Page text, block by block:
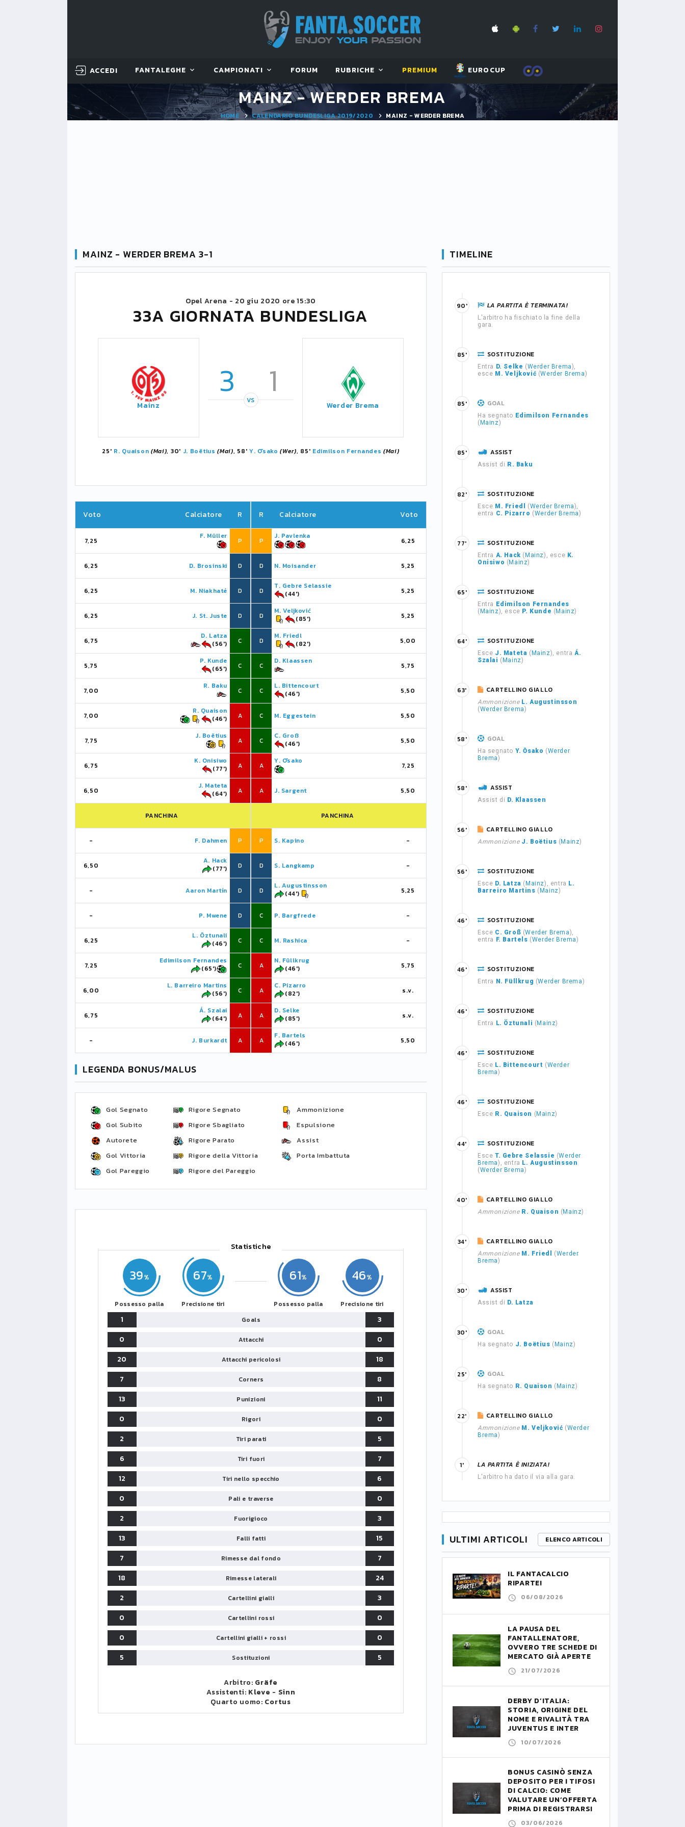
ACCEDI FANTALEGHE CAMPIONATI FORUM RUBRICHE PREMIUM EUROCUP
MAINZ - WERDER BREMA
HOME CALENDARIO BUNDESLIGA 2019/2020 MAINZ - WERDER BREMA
MAINZ - WERDER BREMA 3-1
Opel Arena - 20 giu 2020 ore 15:30
33A GIORNATA BUNDESLIGA
Mainz
3 1
VS Werder Brema
25' R. Quaison (Mai), 30' J. Boëtius (Mai), 58'Y. Ōsako (Wer), 85' Edimilson Fernandes (Mai)
Voto Calciatore R
7,25
F. Müller
P
6,25 D. Brosinski D
6,25 M. Niakhaté D
6,25 J. St. Juste D
6,75
D. Latza
(56')
C
5,75
P. Kunde
(65')
C
7,00
R. Baku
C
7,00
R. Quaison
(46')
A
7,75
J. Boëtius
A
6,75
K. Onisiwo
(77')
A
6,50
J. Mateta
(64')
A
PANCHINA
- F. Dahmen P
6,50
A. Hack
(77')
D
- Aaron Martín D
- P. Mwene D
6,25
L. Öztunali
(46')
C
7,25
Edimilson Fernandes
(65')
C
6,00
L. Barreiro Martins
(56')
C
6,75
Á. Szalai
(64')
A
- J. Burkardt A
R Calciatore Voto
P
J. Pavlenka
6,25
D N. Moisander 5,25
D
T. Gebre Selassie
(44')
5,25
D
M. Veljković
(85')
5,25
D
M. Friedl
(82')
5,00
C
D. Klaassen
5,75
C
L. Bittencourt
(46')
5,50
C M. Eggestein 5,50
C
C. Groß
(46')
5,50
A
Y. Ōsako
7,25
A J. Sargent 5,50
PANCHINA
P S. Kapino -
D S. Langkamp -
D
L. Augustinsson
(44')
5,25
C P. Bargfrede -
C M. Rashica -
A
N. Füllkrug
(46')
5,75
A
C. Pizarro
(82')
s.v.
A
D. Selke
(85')
s.v.
A
F. Bartels
(46')
5,50
LEGENDA BONUS/MALUS
Gol Segnato
Gol Subito
Autorete
Gol Vittoria
Gol Pareggio
Rigore Segnato
Rigore Sbagliato
Rigore Parato
Rigore della Vittoria
Rigore del Pareggio
Ammonizione
Espulsione
Assist
Porta Imbattuta
Statistiche
39
Possesso palla
67
Precisione tiri
61
Possesso palla
46
Precisione tiri
1 Goals
3
0
Attacchi
0
20
Attacchi pericolosi
18
7
Corners
8
13
Punizioni
11
0
Rigori
0
2
Tiri parati
5
6
Tiri fuori
7
12
Tiri nello specchio
6
0
Pali e traverse
0
2
Fuorigioco
3
13
Falli fatti
15
7
Rimesse dal fondo
7
18
Rimesse laterali
24
2
Cartellini gialli
3
0
Cartellini rossi
0
0
Cartellini gialli + rossi
0
5
Sostituzioni 5
Arbitro: Gräfe
Assistenti: Kleve - Sinn
Quarto uomo: Cortus
TIMELINE
LA PARTITA È TERMINATA!
L'arbitro ha fischiato la fine della
gara.
90'
SOSTITUZIONE
Entra D. Selke (Werder Brema),
esce M. Veljković (Werder Brema)
85'
GOAL
Ha segnato Edimilson Fernandes
( Mainz)
85'
ASSIST
Assist di R. Baku
85'
SOSTITUZIONE
Esce M. Friedl (Werder Brema),
entra C. Pizarro (Werder Brema)
82'
SOSTITUZIONE
Entra A. Hack ( Mainz), esce K.
Onisiwo ( Mainz)
77'
SOSTITUZIONE
Entra
Edimilson Fernandes
( Mainz), esce P. Kunde ( Mainz)
65'
SOSTITUZIONE
Esce J. Mateta ( Mainz), entraÁ.
Szalai ( Mainz)
64'
CARTELLINO GIALLO
Ammonizione L. Augustinsson
(Werder Brema)
63'
GOAL
Ha segnato Y. Ōsako (Werder
Brema)
58'
ASSIST
Assist di D. Klaassen
58'
CARTELLINO GIALLO
Ammonizione J. Boëtius ( Mainz)
56'
SOSTITUZIONE
Esce D. Latza ( Mainz), entra L.
Barreiro Martins ( Mainz)
56'
SOSTITUZIONE
Esce C. Groß (Werder Brema),
entra
F. Bartels (Werder Brema)
46'
SOSTITUZIONE
Entra N. Füllkrug (Werder Brema)
46'
SOSTITUZIONE
Entra L. Öztunali ( Mainz)
46'
SOSTITUZIONE
Esce L. Bittencourt (Werder
Brema)
46'
SOSTITUZIONE
Esce R. Quaison ( Mainz)
46'
SOSTITUZIONE
Esce T. Gebre Selassie (Werder
Brema), entra L. Augustinsson
(Werder Brema)
44'
CARTELLINO GIALLO
Ammonizione R. Quaison ( Mainz)
40'
CARTELLINO GIALLO
Ammonizione M. Friedl (Werder
Brema)
34'
ASSIST
Assist di D. Latza
30'
GOAL
Ha segnato J. Boëtius ( Mainz)
30'
GOAL
Ha segnato R. Quaison ( Mainz)
25'
CARTELLINO GIALLO
Ammonizione M. Veljković (Werder
Brema)
22'
LA PARTITA È INIZIATA!
L'arbitro ha dato il via alla gara.
1'
ULTIMI ARTICOLI ELENCO ARTICOLI
IL FANTACALCIO
RIPARTE!
06/08/2026
LA PAUSA DEL
FANTALLENATORE,
OVVERO TRE SCHEDE DI
MERCATO GIÀ APERTE
21/07/2026
DERBY D’ITALIA:
STORIA, ORIGINE DEL
NOME E RIVALITÀ TRA
JUVENTUS E INTER
10/07/2026
BONUS CASINÒ SENZA
DEPOSITO PER I TIFOSI
DI CALCIO: COME
VALUTARE UN’OFFERTA
PRIMA DI REGISTRARSI
03/06/2026